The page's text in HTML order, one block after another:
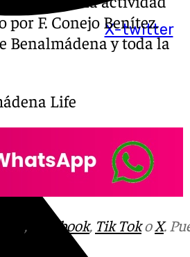
X-twitter
por F. Conejo Benítez.
Benalmádena y toda la
Life
, Facebook, Tik TokoX.